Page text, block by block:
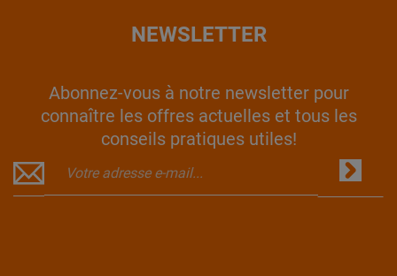
NEWSLETTER
Abonnez-vous à notre newsletter pour
connaître les offres actuelles et tous les
conseils pratiques utiles!